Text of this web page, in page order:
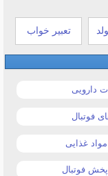
تعبیر خواب
دارویی
فوتبال
غذایی
فوتبال